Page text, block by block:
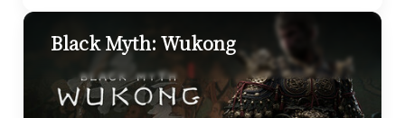
Black Myth: Wukong